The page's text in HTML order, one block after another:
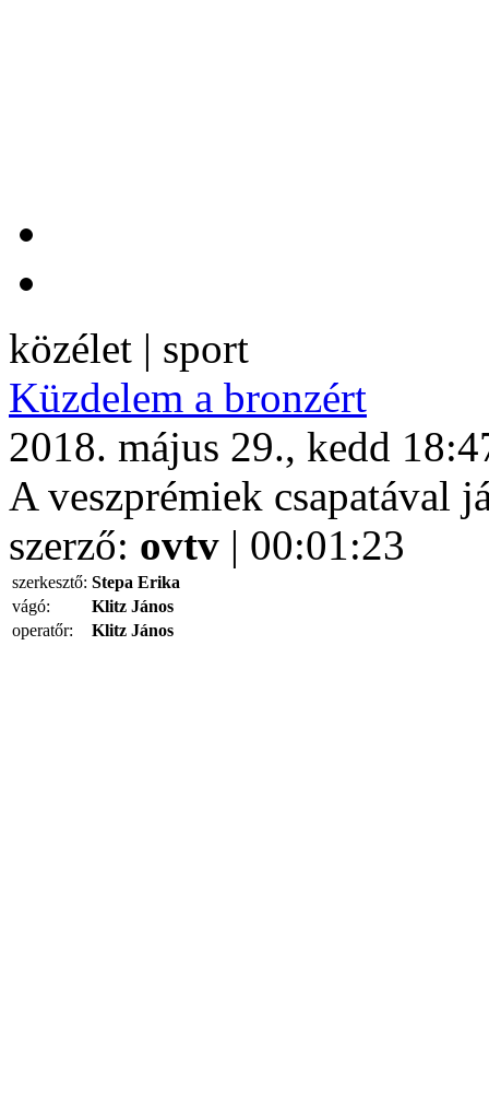
közélet | sport
Küzdelem a bronzért
2018. május 29., kedd
A veszprémiek csapatával
szerző: ovtv | 00:01:23
szerkesztő: Stepa Erika
vágó:
Klitz János
operatőr:
Klitz János